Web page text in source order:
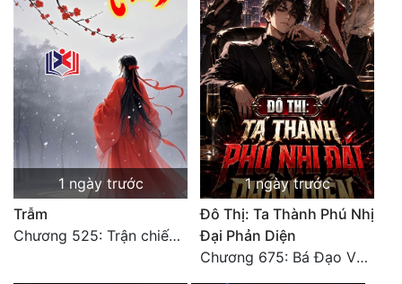
1 ngày trước
Trẫm
Chương 525: Trận chiến tấn công phòng thủ Macao (2)
1 ngày trước
Đô Thị: Ta Thành Phú Nhị
Đại Phản Diện
Chương 675: Bá Đạo Vương Gia